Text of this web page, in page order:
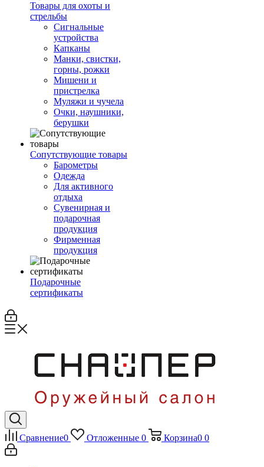
Товары для охоты и
стрельбы
Сигнальные
устройства
Капканы
Манки, свистки,
горны, рожки
Мишени и
пристрелка
Муляжи и чучела
Очки, наушники,
берушки
Сопутствующие товары
Барометры
Одежда
Для активного
отдыха
Сувенирная и
подарочная
продукция
Фирменная
продукция
Подарочные
сертификаты
Сравнение0 Отложенные 0 Корзина0 0